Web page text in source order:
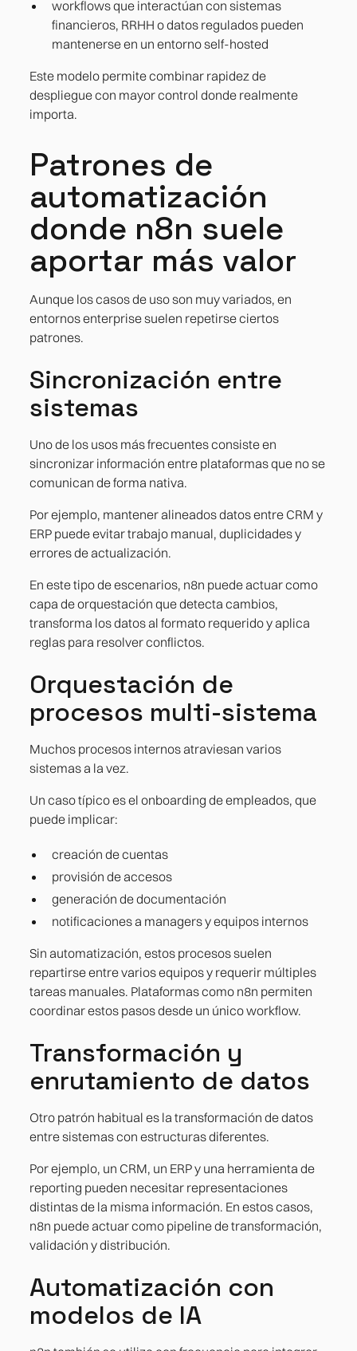
workflows que interactúan con sistemas
financieros, RRHH o datos regulados pueden
mantenerse en un entorno self-hosted
Este modelo permite combinar rapidez de
despliegue con mayor control donde realmente
importa.
Patrones de
automatización
donde n8n suele
aportar más valor
Aunque los casos de uso son muy variados, en
entornos enterprise suelen repetirse ciertos
patrones.
Sincronización entre
sistemas
Uno de los usos más frecuentes consiste en
sincronizar información entre plataformas que no se
comunican de forma nativa.
Por ejemplo, mantener alineados datos entre CRM y
ERP puede evitar trabajo manual, duplicidades y
errores de actualización.
En este tipo de escenarios, n8n puede actuar como
capa de orquestación que detecta cambios,
transforma los datos al formato requerido y aplica
reglas para resolver conflictos.
Orquestación de
procesos multi-sistema
Muchos procesos internos atraviesan varios
sistemas a la vez.
Un caso típico es el onboarding de empleados, que
puede implicar:
creación de cuentas
provisión de accesos
generación de documentación
notificaciones a managers y equipos internos
Sin automatización, estos procesos suelen
repartirse entre varios equipos y requerir múltiples
tareas manuales. Plataformas como n8n permiten
coordinar estos pasos desde un único workflow.
Transformación y
enrutamiento de datos
Otro patrón habitual es la transformación de datos
entre sistemas con estructuras diferentes.
Por ejemplo, un CRM, un ERP y una herramienta de
reporting pueden necesitar representaciones
distintas de la misma información. En estos casos,
n8n puede actuar como pipeline de transformación,
validación y distribución.
Automatización con
modelos de IA